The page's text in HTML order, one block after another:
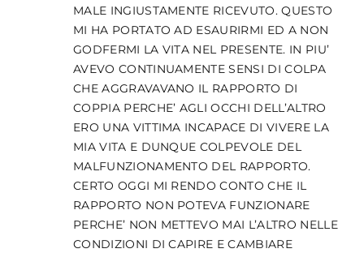
MALE INGIUSTAMENTE RICEVUTO. QUESTO
MI HA PORTATO AD ESAURIRMI ED A NON
GODFERMI LA VITA NEL PRESENTE. IN PIU’
AVEVO CONTINUAMENTE SENSI DI COLPA
CHE AGGRAVAVANO IL RAPPORTO DI
COPPIA PERCHE’ AGLI OCCHI DELL’ALTRO
ERO UNA VITTIMA INCAPACE DI VIVERE LA
MIA VITA E DUNQUE COLPEVOLE DEL
MALFUNZIONAMENTO DEL RAPPORTO.
CERTO OGGI MI RENDO CONTO CHE IL
RAPPORTO NON POTEVA FUNZIONARE
PERCHE’ NON METTEVO MAI L’ALTRO NELLE
CONDIZIONI DI CAPIRE E CAMBIARE